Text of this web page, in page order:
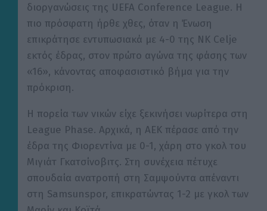
διοργανώσεις της UEFA Conference League. Η
πιο πρόσφατη ήρθε χθες, όταν η Ένωση
επικράτησε εντυπωσιακά με 4-0 της NK Celje
εκτός έδρας, στον πρώτο αγώνα της φάσης των
«16», κάνοντας αποφασιστικό βήμα για την
πρόκριση.
Η πορεία των νικών είχε ξεκινήσει νωρίτερα στη
League Phase. Αρχικά, η ΑΕΚ πέρασε από την
έδρα της Φιορεντίνα με 0-1, χάρη στο γκολ του
Μιγιάτ Γκατσίνοβιτς. Στη συνέχεια πέτυχε
σπουδαία ανατροπή στη Σαμψούντα απέναντι
στη Samsunspor, επικρατώντας 1-2 με γκολ των